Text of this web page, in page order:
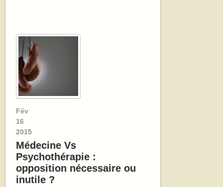
Fév
16
2015
Médecine Vs
Psychothérapie :
opposition nécessaire ou
inutile ?